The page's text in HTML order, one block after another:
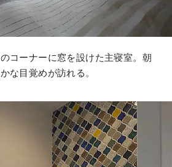
コーナーに窓を設けた主寝室。朝
な目覚めが訪れる。